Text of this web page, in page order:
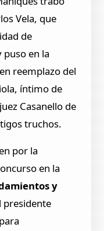
Vela, que
de
en la
reemplazo del
íntimo de
Casanello de
truchos.
por la
en la
y
presidente